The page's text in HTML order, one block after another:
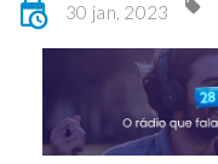
30 jan, 2023